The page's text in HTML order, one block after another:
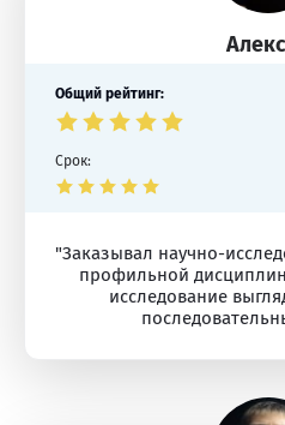
Общий рейтинг:
Срок:
"Заказывал научно-
профильной
исследование